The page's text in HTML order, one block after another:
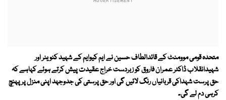
متحدہ قومی موومنٹ کے قائدالطاف حسین نے ایم کیوایم کے شہید کنوینر اور
شہیدانقلاب ڈاکٹر عمران فاروق کو زبردست خراج عقیدت پیش کرتے ہوئے کہاہے کہ
حق پرست شہداکی قربانیاں رنگ لائیں گی اور حق پرستی کی جدوجہد اپنی منزل پر پہنچ
کرہی دم لے گی۔